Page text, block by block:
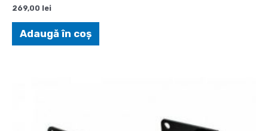
269,00 lei
Adaugă în coș